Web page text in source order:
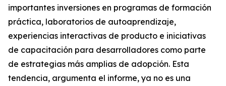
importantes inversiones en programas de formación
práctica, laboratorios de autoaprendizaje,
experiencias interactivas de producto e iniciativas
de capacitación para desarrolladores como parte
de estrategias más amplias de adopción. Esta
tendencia, argumenta el informe, ya no es una